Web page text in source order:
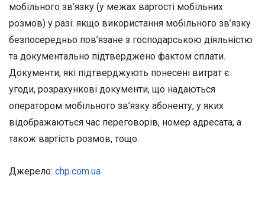
мобільного зв’язку (у межах вартості мобільних
розмов) у разі: якщо використання мобільного зв’язку
безпосередньо пов’язане з господарською діяльністю
та документально підтверджено фактом сплати.
Документи, які підтверджують понесені витрат є:
угоди, розрахункові документи, що надаються
оператором мобільного зв’язку абоненту, у яких
відображаються час переговорів, номер адресата, а
також вартість розмов, тощо.
Джерело: chp.com.ua